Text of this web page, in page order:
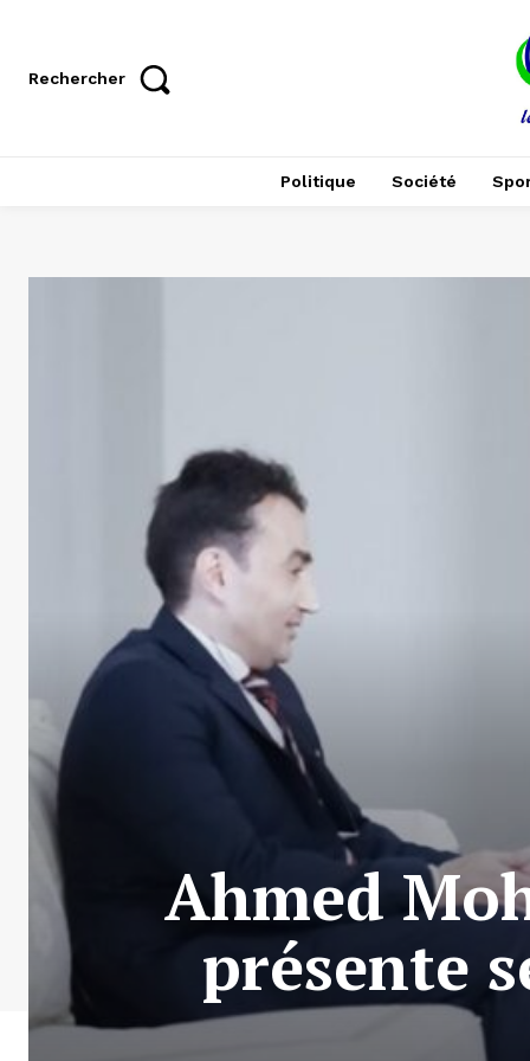
Rechercher
Politique Société
Ahmed
présente